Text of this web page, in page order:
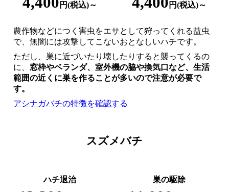
円(税込)～ 円(税込)～
農作物などにつく害虫をエサとして狩ってくれる益虫
で、無闇には攻撃してこないおとなしいハチです。
ただし、巣に近づいたり壊したりすると襲ってくるの
に、 窓枠やベランダ、室外機の脇や換気口など、 生活
範囲の近くに巣を作ることが多いので注意が必要で
す。
アシナガバチの特徴を確認する
スズメバチ
ハチ退治 巣の駆除